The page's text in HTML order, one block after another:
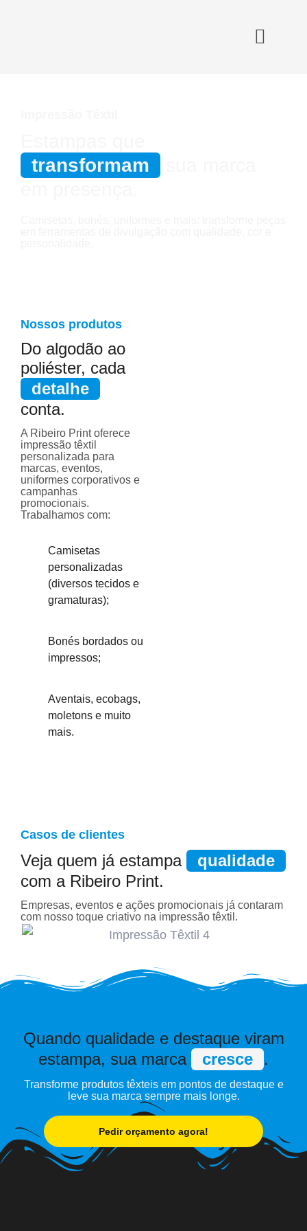
transformam
Nossos produtos
Do algodão ao
poliéster, cada
detalhe
conta.
A Ribeiro Print oferece
impressão têxtil
personalizada para
marcas, eventos,
uniformes corporativos e
campanhas
promocionais.
Trabalhamos com:
Camisetas
personalizadas
(diversos tecidos e
gramaturas);
Bonés bordados ou
impressos;
Aventais, ecobags,
moletons e muito
mais.
Casos de clientes
Veja quem já estampa
qualidade
com a Ribeiro Print.
Empresas, eventos e ações promocionais já contaram
com nosso toque criativo na impressão têxtil.
Quando qualidade e destaque viram
estampa, sua marca
cresce .
Transforme produtos têxteis em pontos de destaque e
leve sua marca sempre mais longe.
Pedir orçamento agora!